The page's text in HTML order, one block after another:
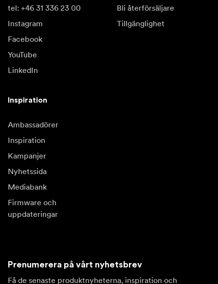
tel: +46 31 336 23 00
Instagram
Facebook
YouTube
LinkedIn
Bli återförsäljare
Tillgänglighet
Inspiration
Ambassadörer
Inspiration
Kampanjer
Nyhetssida
Mediabank
Firmware och
uppdateringar
Prenumerera på vårt nyhetsbrev
Få de senaste produktnyheterna, inspiration och